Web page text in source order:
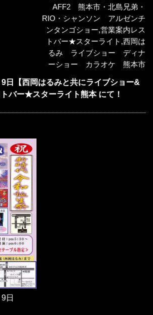
AFF2 熊本市・北島兄弟・
RIO・シャンソン アルゼンチ
ンタンゴショー,営業案内レス
トバー★スターライト ,西岡は
るみ ライブショー ディナ
ーショー カラオケ 熊本市
日【西岡はるみと共にライブショー&
バー★スターライト熊本 にて！
日